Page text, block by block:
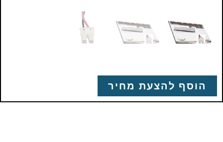
הוסף להצעת מחיר